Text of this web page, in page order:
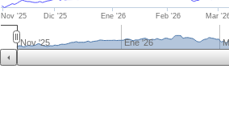
Nov '25 Dic '25 Ene '26 Feb '26 Mar
Nov '25 Ene '26